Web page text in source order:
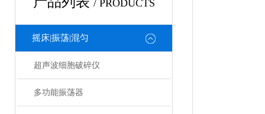
/ PRODUCTS
摇床|振荡|混匀
超声波细胞破碎仪
多功能振荡器